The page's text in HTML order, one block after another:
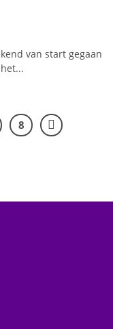
van start gegaan
8